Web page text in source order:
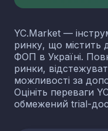
YC.Market —
ринку, що містить
ФОП в Україні.
ринки,
можливості за
Оцініть переваги
обмежений trial-